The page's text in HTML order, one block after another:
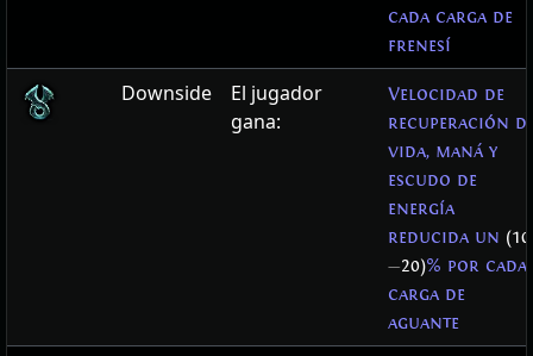
cada carga de
frenesí
Downside
El jugador
gana:
Velocidad de
recuperación
vida, maná y
escudo de
energía
reducida un (10
—20)% por cada
carga de
aguante